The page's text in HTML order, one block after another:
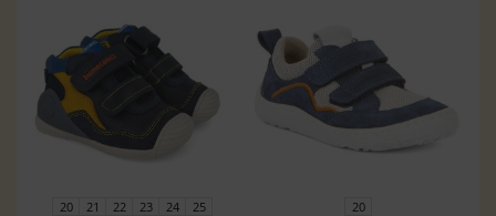
20 21 22 23 24 25 20